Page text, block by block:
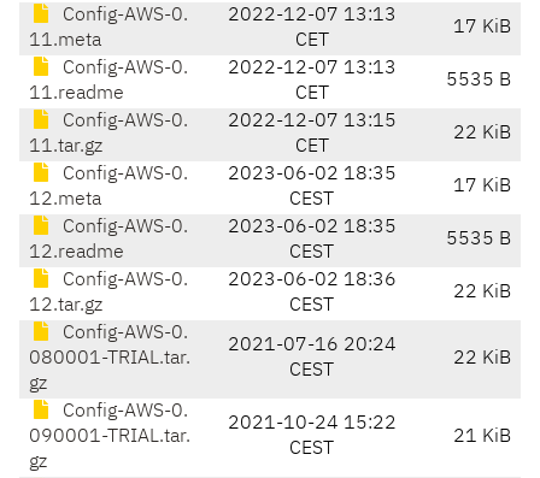
Config-AWS-0.
11.meta
2022-12-07 13:13
CET
17 KiB
Config-AWS-0.
11.readme
2022-12-07 13:13
CET
5535 B
Config-AWS-0.
11.tar.gz
2022-12-07 13:15
CET
22 KiB
Config-AWS-0.
12.meta
2023-06-02 18:35
CEST
17 KiB
Config-AWS-0.
12.readme
2023-06-02 18:35
CEST
5535 B
Config-AWS-0.
12.tar.gz
2023-06-02 18:36
CEST
22 KiB
Config-AWS-0.
080001-TRIAL.tar.
gz
2021-07-16 20:24
CEST
22 KiB
Config-AWS-0.
090001-TRIAL.tar.
gz
2021-10-24 15:22
CEST
21 KiB